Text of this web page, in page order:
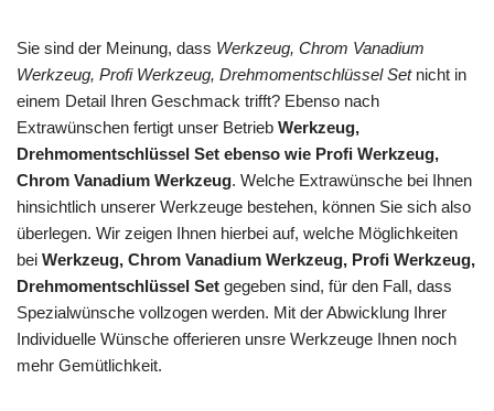
Sie sind der Meinung, dass Werkzeug, Chrom Vanadium
Werkzeug, Profi Werkzeug, Drehmomentschlüssel Setnicht in
einem Detail Ihren Geschmack trifft? Ebenso nach
Extrawünschen fertigt unser Betrieb Werkzeug,
Drehmomentschlüssel Set ebenso wie Profi Werkzeug,
Chrom Vanadium Werkzeug. Welche Extrawünsche bei Ihnen
hinsichtlich unserer Werkzeuge bestehen, können Sie sich also
überlegen. Wir zeigen Ihnen hierbei auf, welche Möglichkeiten
bei Werkzeug, Chrom Vanadium Werkzeug, Profi Werkzeug,
Drehmomentschlüssel Set gegeben sind, für den Fall, dass
Spezialwünsche vollzogen werden. Mit der Abwicklung Ihrer
Individuelle Wünsche offerieren unsre Werkzeuge Ihnen noch
mehr Gemütlichkeit.